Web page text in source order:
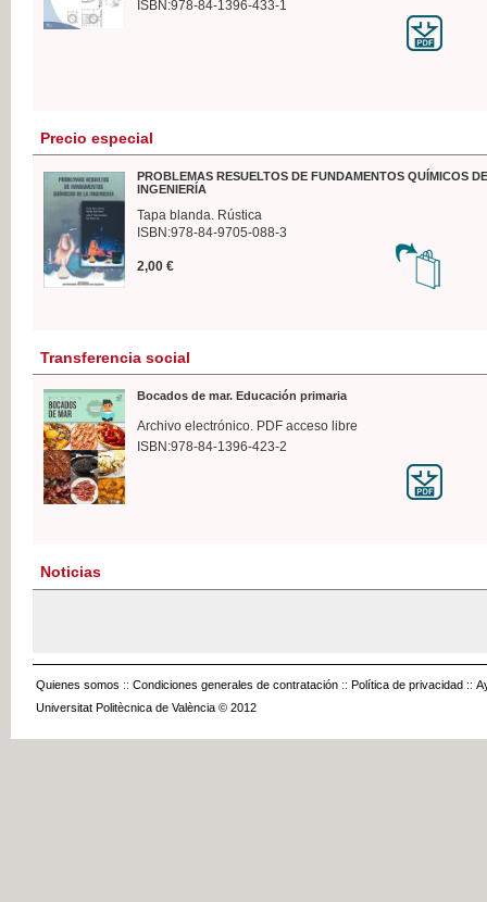
ISBN:978-84-1396-433-1
Precio especial
PROBLEMAS RESUELTOS DE FUNDAMENTOS QUÍMICOS
INGENIERÍA
Tapa blanda. Rústica
ISBN:978-84-9705-088-3
2,00 €
Transferencia social
Bocados de mar. Educación primaria
Archivo electrónico. PDF acceso libre
ISBN:978-84-1396-423-2
Noticias
Quienes somos :: Condiciones generales de contratación :: Política de privacidad ::
Universitat Politècnica de València © 2012